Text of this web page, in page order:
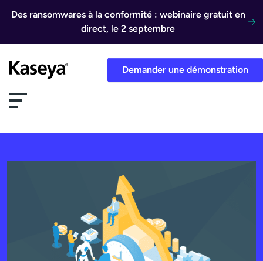
Des ransomwares à la conformité : webinaire gratuit en
direct, le 2 septembre
Demander une démonstration